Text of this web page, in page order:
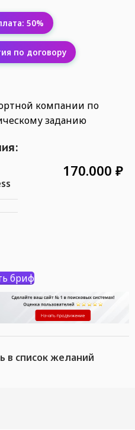
50%
по договору
компании по
заданию
170.000 ₽
бриф
в список желаний